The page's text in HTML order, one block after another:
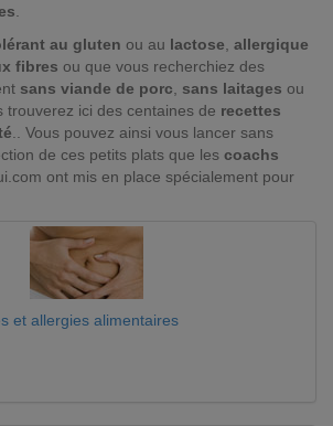
au gluten ou au lactose allergique
fibres ou que vous recherchiez des
sans viande de porc sans laitages ou
trouverez ici des centaines de recettes
.. Vous pouvez ainsi vous lancer sans
de ces petits plats que les coachs
ont mis en place spécialement pour
et allergies alimentaires